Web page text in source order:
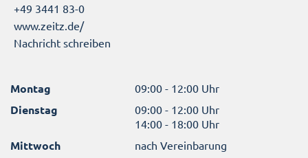
+49 3441 83-0
www.zeitz.de/
Nachricht schreiben
Montag 09:00 - 12:00 Uhr
Dienstag
09:00 - 12:00 Uhr
14:00 - 18:00 Uhr
Mittwoch nach Vereinbarung